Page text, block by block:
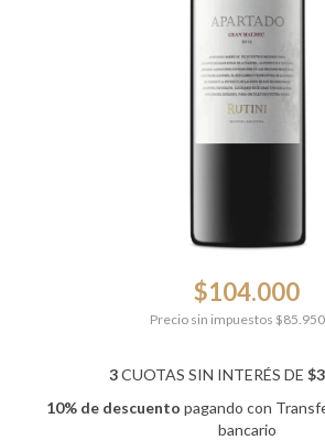
$104.000
Precio sin impuestos
3CUOTAS SIN INTERÉS DE
10% de descuento pagando con
bancario